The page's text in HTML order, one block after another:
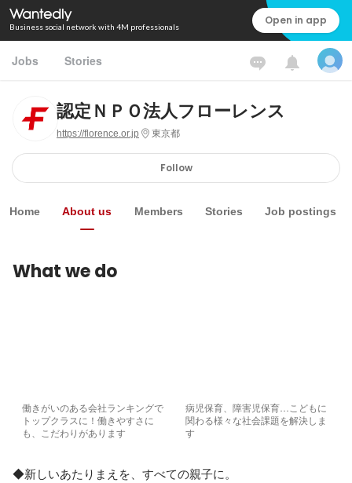
Business social network with 4M professionals Open in app
Jobs Stories
認定ＮＰＯ法人フローレンス
https://florence.or.jp 東京都
Follow
Home About us Members Stories Job postings
What we do
働きがいのある会社ランキングで
トップクラスに！働きやすさに
も、こだわりがあります
病児保育、障害児保育…こどもに
関わる様々な社会課題を解決しま
す
◆新しいあたりまえを、すべての親子に。